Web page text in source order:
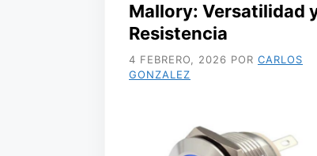
Mallory: Versatilidad
Resistencia
4 FEBRERO, 2026 POR CARLOS
GONZALEZ